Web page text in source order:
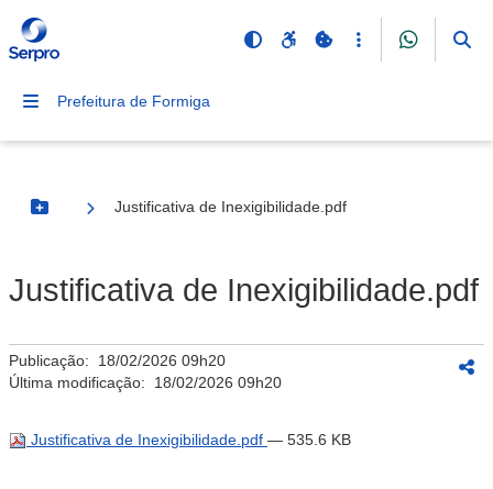
Prefeitura de Formiga
Botão Menu
Justificativa de Inexigibilidade.pdf
Justificativa de Inexigibilidade.pdf
Publicação: 18/02/2026 09h20
Última modificação: 18/02/2026 09h20
Justificativa de Inexigibilidade.pdf — 535.6 KB